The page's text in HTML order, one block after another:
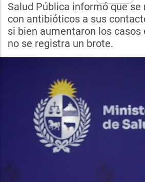
Salud Pública informó que
con antibióticos a sus
si bien aumentaron los casos
no se registra un brote.